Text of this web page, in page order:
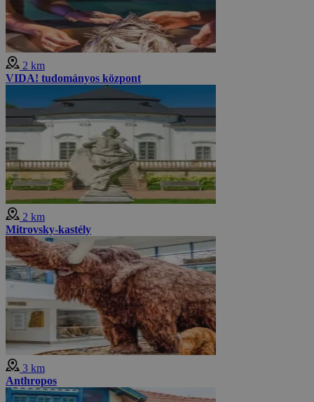
2 km
VIDA! tudományos központ
2 km
Mitrovsky-kastély
3 km
Anthropos